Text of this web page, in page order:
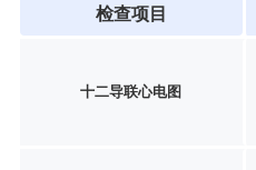
检查项目
十二导联心电图